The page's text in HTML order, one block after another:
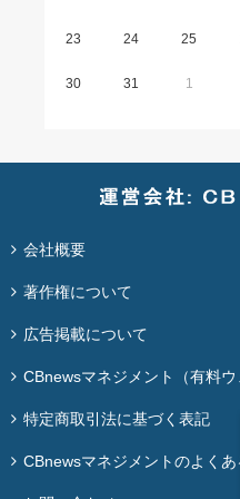
23 24 25
30 31 1
会社概要
著作権について
広告掲載について
CBnewsマネジメント（有料
特定商取引法に基づく表記
CBnewsマネジメントのよく